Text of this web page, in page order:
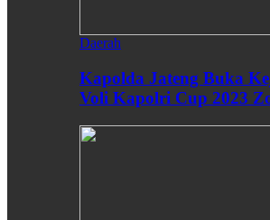
Daerah
Kapolda Jateng Buka
Voli Kapolri Cup 2023